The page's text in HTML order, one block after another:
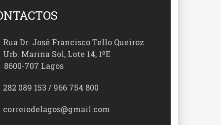
Rua Dr. José Francisco Tello Queiroz
Urb. Marina Sol, Lote 14, 1ºE
707 Lagos
282 089 153 / 966 754 800
correiodelagos@gmail.com